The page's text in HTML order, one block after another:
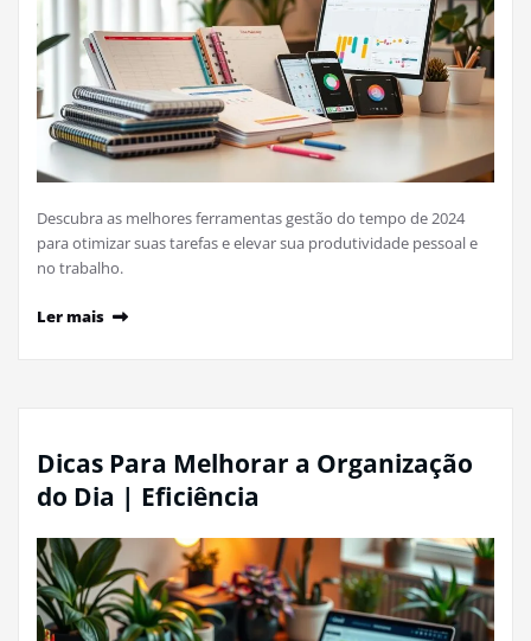
Descubra as melhores ferramentas gestão do tempo de 2024
para otimizar suas tarefas e elevar sua produtividade pessoal e
no trabalho.
Ler mais
Dicas Para Melhorar a Organização
do Dia | Eficiência